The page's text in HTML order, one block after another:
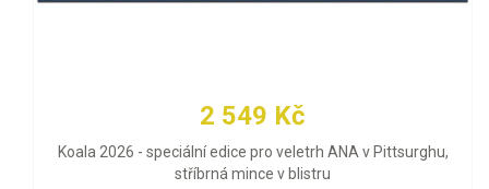
2 549 Kč
Koala 2026 - speciální edice pro veletrh ANA v Pittsurghu,
stříbrná mince v blistru